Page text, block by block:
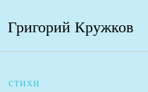
Григорий Кружков
стихи